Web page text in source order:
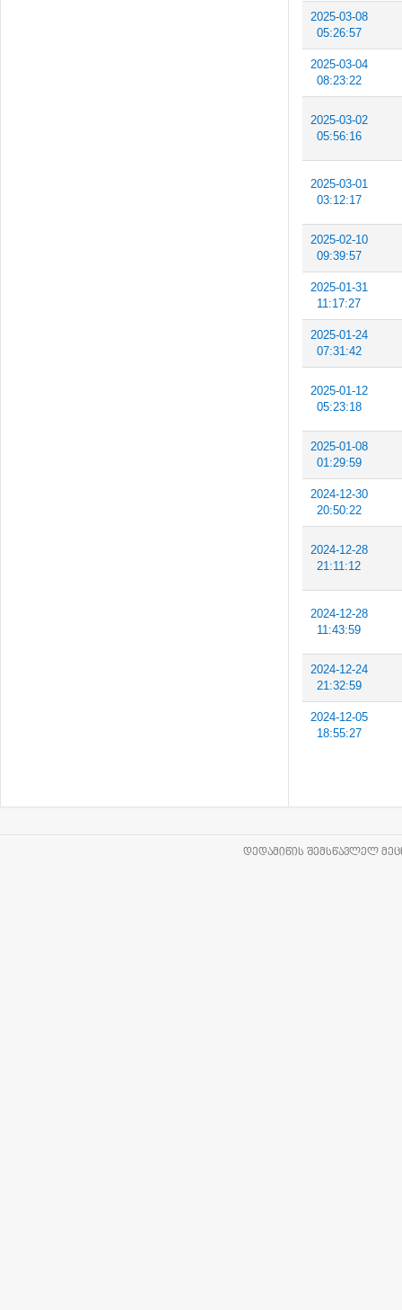
2025-03-08
05:26:57
2025-03-04
08:23:22
2025-03-02
05:56:16
2025-03-01
03:12:17
2025-02-10
09:39:57
2025-01-31
11:17:27
2025-01-24
07:31:42
2025-01-12
05:23:18
2025-01-08
01:29:59
2024-12-30
20:50:22
2024-12-28
21:11:12
2024-12-28
11:43:59
2024-12-24
21:32:59
2024-12-05
18:55:27
ᲓᲔᲓᲐᲛᲘᲬᲘᲡ ᲨᲔᲛᲡᲬᲐᲕᲚᲔᲚ